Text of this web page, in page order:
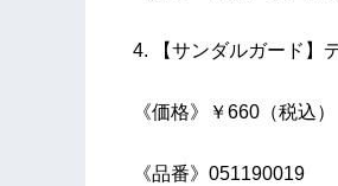
4. 【サンダルガード】
《価格》￥660（税込）
《品番》051190019